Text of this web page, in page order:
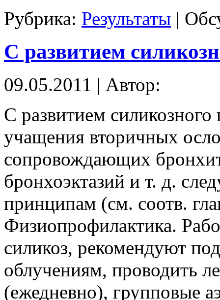
Рубрика: Результаты |
С развитием
09.05.2011 | Автор:
С развитием
учащения вторичных
сопровождающих
бронхоэктазий и т. д.
принципам (см. соотв.
Физиопрофилактика.
силикоз, рекомендуют
облучениям, проводить
(ежедневно), групповые